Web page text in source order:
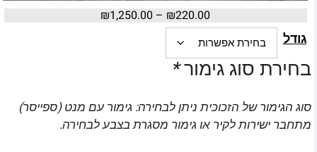
₪220.00
–
₪1,250.00
גודל
בחירת סוג גימור*
סוג הגימור של הזכוכית ניתן לבחירה: גימור עם מנט (ספייסר)
מתחבר ישירות לקיר או גימור מסגרת בצבע לבחירה.